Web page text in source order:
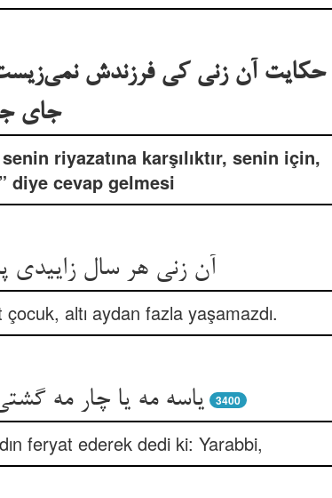
حکایت آن زنی کی فرزندش
جای
riyazatına karşılıktır, senin için,
diye cevap gelmesi
آن زنی هر سال
altı aydan fazla yaşamazdı.
یاسه مه یا چار مه 3400
feryat ederek dedi ki: Yarabbi,